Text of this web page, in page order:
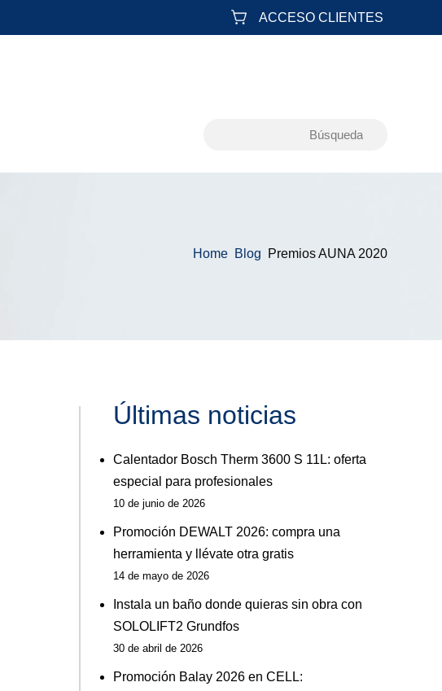
ACCESO CLIENTES
Home &#x39;
Blog &#x39;
Premios AUNA 2020
Últimas noticias
Calentador Bosch Therm 3600 S 11L: oferta
especial para profesionales
10 de junio de 2026
Promoción DEWALT 2026: compra una
herramienta y llévate otra gratis
14 de mayo de 2026
Instala un baño donde quieras sin obra con
SOLOLIFT2 Grundfos
30 de abril de 2026
Promoción Balay 2026 en CELL: